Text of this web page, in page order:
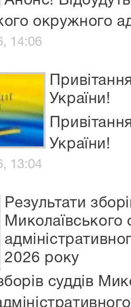
окружного
14:06
України!
України!
13:04
Результати
Миколаївського
2026 року
суддів